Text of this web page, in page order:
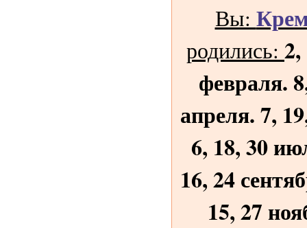
Вы:
родились:
февраля.
апреля. 7,
6, 18, 30
16, 24
15, 27